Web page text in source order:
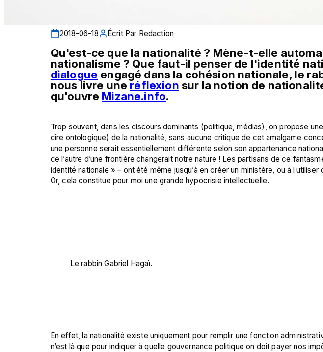
2018-06-18 Écrit Par Redaction
Qu'est-ce que la nationalité ? Mène-t-elle
dialogue engagé dans la cohésion nationale, le
nous livre une réflexion sur la notion de
qu'ouvre Mizane.info.
Trop souvent, dans les discours dominants (politique, médias), on propose
dire ontologique) de la nationalité, sans aucune critique de cet amalgame
une personne serait essentiellement différente selon son appartenance
de l’autre d’une frontière changerait notre nature ! Les partisans de ce
identité nationale » – ont été même jusqu’à en créer un ministère, ou à
Or, cela constitue pour moi une grande hypocrisie intellectuelle.
Le rabbin Gabriel Hagaï.
En effet, la nationalité existe uniquement pour remplir une fonction
n’est là que pour indiquer à quelle gouvernance politique on doit payer nos